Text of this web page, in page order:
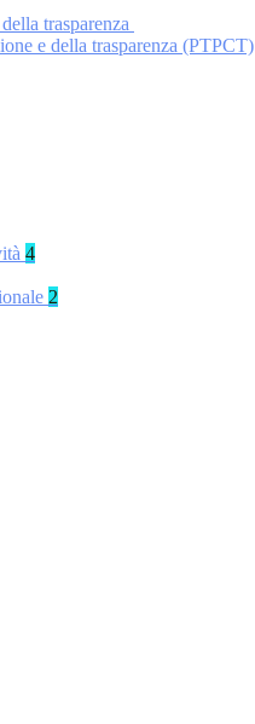
trasparenza
e della trasparenza (PTPCT)
4
2